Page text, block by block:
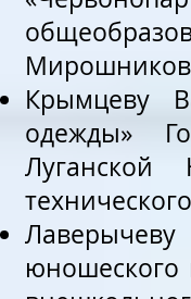
Крымцеву
одежды»
Луганской
юношеского